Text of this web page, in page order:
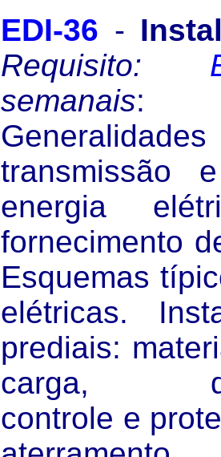
EDI-36 -
Requisito:
semanais:
transmissão
energia
fornecimento
Esquemas
elétricas.
prediais:
carga,
controle e